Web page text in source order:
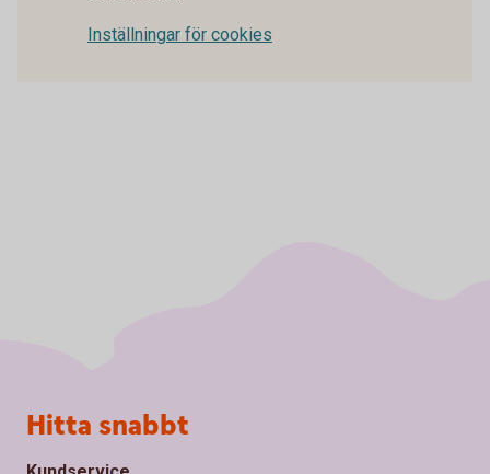
Inställningar för cookies
Sidfot
Hitta snabbt